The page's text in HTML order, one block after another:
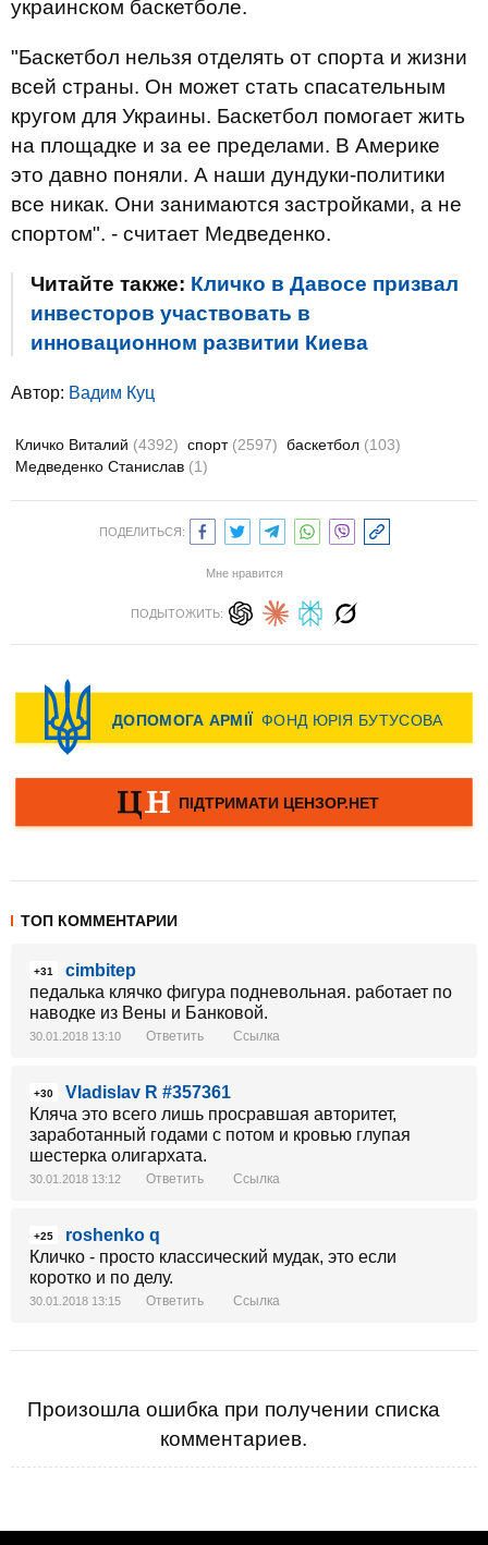
украинском баскетболе.
"Баскетбол нельзя отделять от спорта и жизни
всей страны. Он может стать спасательным
кругом для Украины. Баскетбол помогает жить
на площадке и за ее пределами. В Америке
это давно поняли. А наши дундуки-политики
все никак. Они занимаются застройками, а не
спортом". - считает Медведенко.
Читайте также: Кличко в Давосе призвал
инвесторов участвовать в
инновационном развитии Киева
Автор: Вадим Куц
Кличко Виталий (4392) спорт (2597) баскетбол (103)
Медведенко Станислав (1)
ПОДЕЛИТЬСЯ:
Мне нравится
ПОДЫТОЖИТЬ:
ТОП КОММЕНТАРИИ
+31
cimbitep
педалька клячко фигура подневольная. работает по
наводке из Вены и Банковой.
30.01.2018 13:10 Ответить Ссылка
+30
Vladislav R #357361
Кляча это всего лишь просравшая авторитет,
заработанный годами с потом и кровью глупая
шестерка олигархата.
30.01.2018 13:12 Ответить Ссылка
+25
roshenko q
Кличко - просто классический мудак, это если
коротко и по делу.
30.01.2018 13:15 Ответить Ссылка
Произошла ошибка при получении списка
комментариев.